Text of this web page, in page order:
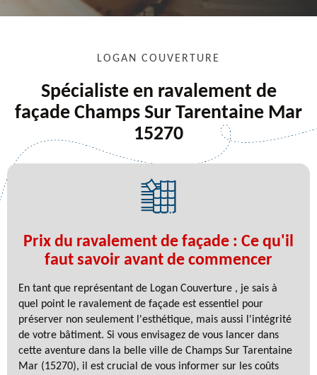
LOGAN COUVERTURE
Spécialiste en ravalement de
façade Champs Sur Tarentaine Mar
15270
Prix du ravalement de façade : Ce qu'il
faut savoir avant de commencer
En tant que représentant de Logan Couverture , je sais à
quel point le ravalement de façade est essentiel pour
préserver non seulement l'esthétique, mais aussi l'intégrité
de votre bâtiment. Si vous envisagez de vous lancer dans
cette aventure dans la belle ville de Champs Sur Tarentaine
Mar (15270), il est crucial de vous informer sur les coûts